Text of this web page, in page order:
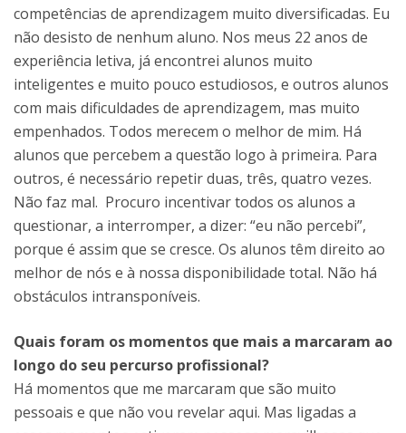
competências de aprendizagem muito diversificadas. Eu
não desisto de nenhum aluno. Nos meus 22 anos de
experiência letiva, já encontrei alunos muito
inteligentes e muito pouco estudiosos, e outros alunos
com mais dificuldades de aprendizagem, mas muito
empenhados. Todos merecem o melhor de mim. Há
alunos que percebem a questão logo à primeira. Para
outros, é necessário repetir duas, três, quatro vezes.
Não faz mal. Procuro incentivar todos os alunos a
questionar, a interromper, a dizer: “eu não percebi”,
porque é assim que se cresce. Os alunos têm direito ao
melhor de nós e à nossa disponibilidade total. Não há
obstáculos intransponíveis.
Quais foram os momentos que mais a marcaram ao
longo do seu percurso profissional?
Há momentos que me marcaram que são muito
pessoais e que não vou revelar aqui. Mas ligadas a